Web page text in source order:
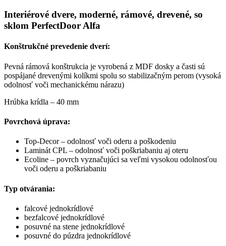
Alfa
Interiérové dvere, moderné, rámové, drevené, so
sklom PerfectDoor Alfa
Konštrukčné prevedenie dverí:
Pevná rámová konštrukcia je vyrobená z MDF dosky a časti sú
pospájané drevenými kolíkmi spolu so stabilizačným perom (vysoká
odolnosť voči mechanickému nárazu)
Hrúbka krídla – 40 mm
Povrchová úprava:
Top-Decor – odolnosť voči oderu a poškodeniu
Laminát CPL – odolnosť voči poškriabaniu aj oteru
Ecoline – povrch vyznačujúci sa veľmi vysokou odolnosťou
voči oderu a poškriabaniu
Typ otvárania:
falcové jednokrídlové
bezfalcové jednokrídlové
posuvné na stene jednokrídlové
posuvné do púzdra jednokrídlové